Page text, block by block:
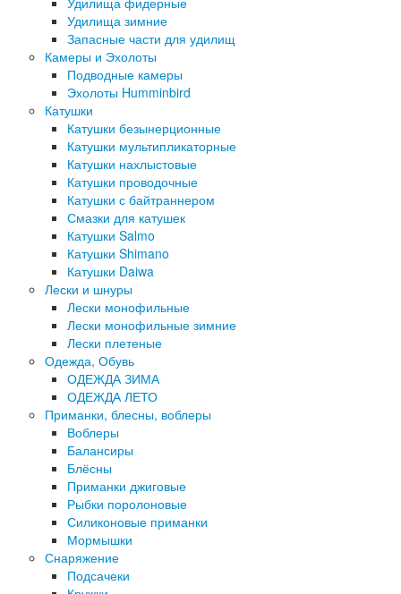
Удилища зимние
Запасные части для удилищ
Камеры и Эхолоты
Подводные камеры
Эхолоты Humminbird
Катушки
Катушки безынерционные
Катушки мультипликаторные
Катушки нахлыстовые
Катушки проводочные
Катушки с байтраннером
Смазки для катушек
Катушки Salmo
Катушки Shimano
Катушки Daiwa
Лески и шнуры
Лески монофильные
Лески монофильные зимние
Лески плетеные
Одежда, Обувь
ОДЕЖДА ЗИМА
ОДЕЖДА ЛЕТО
Приманки, блесны, воблеры
Воблеры
Балансиры
Блёсны
Приманки джиговые
Рыбки поролоновые
Силиконовые приманки
Мормышки
Снаряжение
Подсачеки